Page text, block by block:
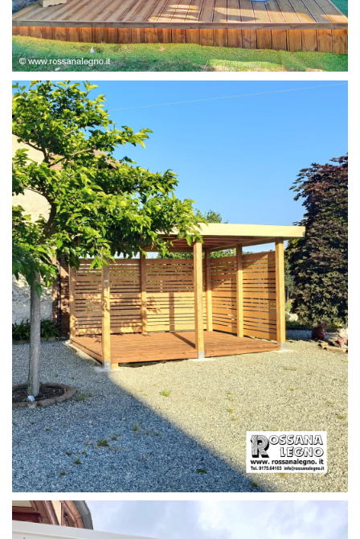
STRUTTURA ABETE LAMELLARE, RIVESTIMENTO IN
LARICE,
PERGOLA CON PAVIMENTO E FRANGIVISTA